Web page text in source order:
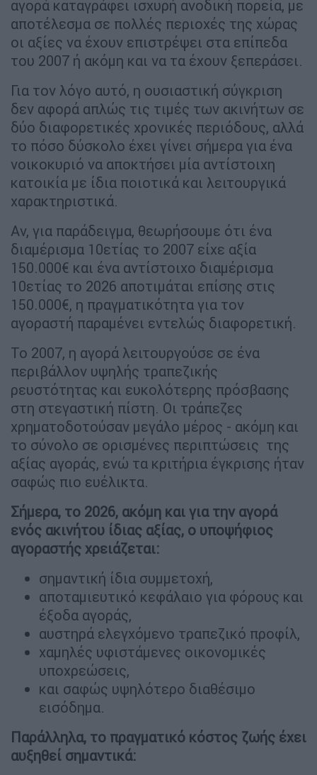
αγορά καταγράφει ισχυρή ανοδική πορεία, με
αποτέλεσμα σε πολλές περιοχές της χώρας
οι αξίες να έχουν επιστρέψει στα επίπεδα
του 2007 ή ακόμη και να τα έχουν ξεπεράσει.
Για τον λόγο αυτό, η ουσιαστική σύγκριση
δεν αφορά απλώς τις τιμές των ακινήτων σε
δύο διαφορετικές χρονικές περιόδους, αλλά
το πόσο δύσκολο έχει γίνει σήμερα για ένα
νοικοκυριό να αποκτήσει μία αντίστοιχη
κατοικία με ίδια ποιοτικά και λειτουργικά
χαρακτηριστικά.
Αν, για παράδειγμα, θεωρήσουμε ότι ένα
διαμέρισμα 10ετίας το 2007 είχε αξία
150.000€ και ένα αντίστοιχο διαμέρισμα
10ετίας το 2026 αποτιμάται επίσης στις
150.000€, η πραγματικότητα για τον
αγοραστή παραμένει εντελώς διαφορετική.
Το 2007, η αγορά λειτουργούσε σε ένα
περιβάλλον υψηλής τραπεζικής
ρευστότητας και ευκολότερης πρόσβασης
στη στεγαστική πίστη. Οι τράπεζες
χρηματοδοτούσαν μεγάλο μέρος - ακόμη και
το σύνολο σε ορισμένες περιπτώσεις της
αξίας αγοράς, ενώ τα κριτήρια έγκρισης ήταν
σαφώς πιο ευέλικτα.
Σήμερα, το 2026, ακόμη και για την αγορά
ενός ακινήτου ίδιας αξίας, ο υποψήφιος
αγοραστής χρειάζεται:
σημαντική ίδια συμμετοχή,
αποταμιευτικό κεφάλαιο για φόρους και
έξοδα αγοράς,
αυστηρά ελεγχόμενο τραπεζικό προφίλ,
χαμηλές υφιστάμενες οικονομικές
υποχρεώσεις,
και σαφώς υψηλότερο διαθέσιμο
εισόδημα.
Παράλληλα, το πραγματικό κόστος ζωής έχει
αυξηθεί σημαντικά: